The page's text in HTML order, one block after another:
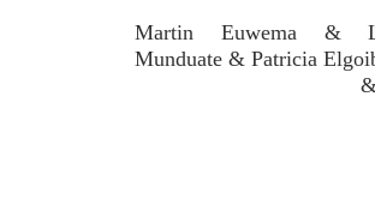
Martin Euwema &
Munduate & Patricia